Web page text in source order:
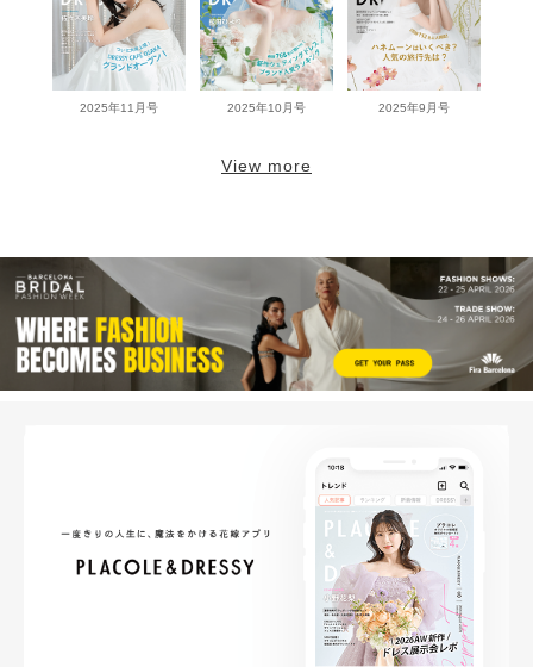
2025年11月号 2025年10月号 2025年9月号
View more